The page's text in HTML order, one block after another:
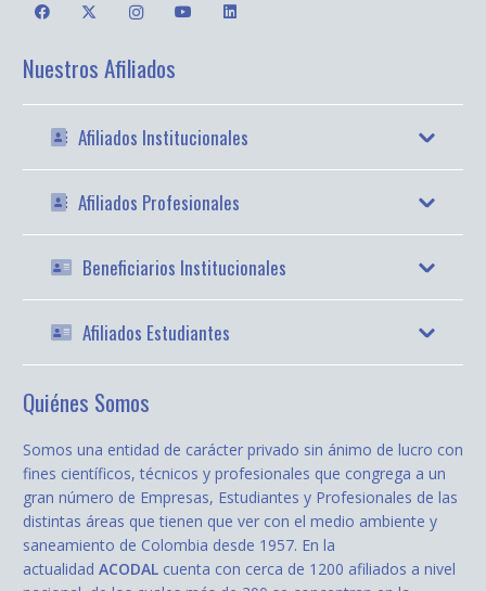
Nuestros Afiliados
Afiliados Institucionales
Afiliados Profesionales
Beneficiarios Institucionales
Afiliados Estudiantes
Quiénes Somos
Somos una entidad de carácter privado sin ánimo de lucro con
fines científicos, técnicos y profesionales que congrega a un
gran número de Empresas, Estudiantes y Profesionales de las
distintas áreas que tienen que ver con el medio ambiente y
saneamiento de Colombia desde 1957. En la
actualidad ACODAL cuenta con cerca de 1200 afiliados a nivel